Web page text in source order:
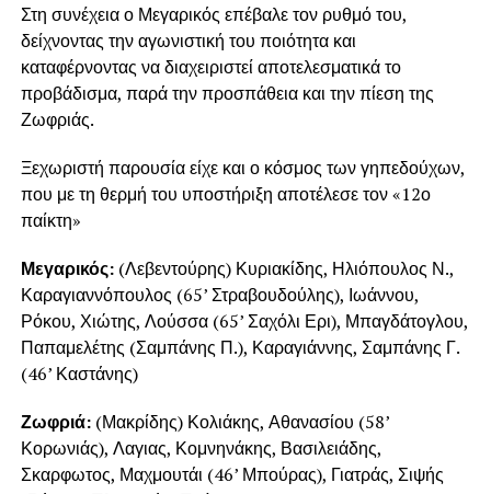
Στη συνέχεια ο Μεγαρικός επέβαλε τον ρυθμό του,
δείχνοντας την αγωνιστική του ποιότητα και
καταφέρνοντας να διαχειριστεί αποτελεσματικά το
προβάδισμα, παρά την προσπάθεια και την πίεση της
Ζωφριάς.
Ξεχωριστή παρουσία είχε και ο κόσμος των γηπεδούχων,
που με τη θερμή του υποστήριξη αποτέλεσε τον «12ο
παίκτη»
Μεγαρικός:(Λεβεντούρης) Κυριακίδης, Ηλιόπουλος Ν.,
Καραγιαννόπουλος (65’ Στραβουδούλης), Ιωάννου,
Ρόκου, Χιώτης, Λούσσα (65’ Σαχόλι Ερι), Μπαγδάτογλου,
Παπαμελέτης (Σαμπάνης Π.), Καραγιάννης, Σαμπάνης Γ.
(46’ Καστάνης)
Ζωφριά:(Μακρίδης) Κολιάκης, Αθανασίου (58’
Κορωνιάς), Λαγιας, Κομνηνάκης, Βασιλειάδης,
Σκαρφωτος, Μαχμουτάι (46’ Μπούρας), Γιατράς, Σιψής